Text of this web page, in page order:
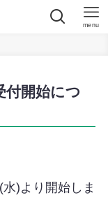
menu
付開始につ
)より開始しま